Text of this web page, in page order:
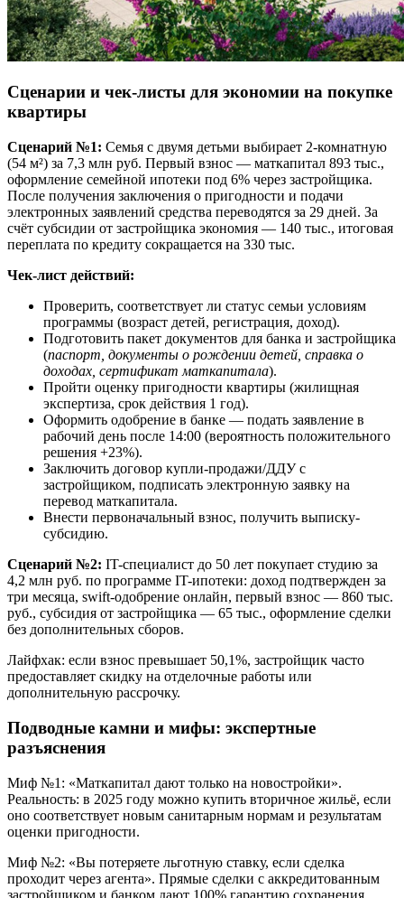
Сценарии и чек-листы для экономии на покупке
квартиры
Сценарий №1: Семья с двумя детьми выбирает 2-комнатную
(54 м²) за 7,3 млн руб. Первый взнос — маткапитал 893 тыс.,
оформление семейной ипотеки под 6% через застройщика.
После получения заключения о пригодности и подачи
электронных заявлений средства переводятся за 29 дней. За
счёт субсидии от застройщика экономия — 140 тыс., итоговая
переплата по кредиту сокращается на 330 тыс.
Чек-лист действий:
Проверить, соответствует ли статус семьи условиям
программы (возраст детей, регистрация, доход).
Подготовить пакет документов для банка и застройщика
(паспорт, документы о рождении детей, справка о
доходах, сертификат маткапитала).
Пройти оценку пригодности квартиры (жилищная
экспертиза, срок действия 1 год).
Оформить одобрение в банке — подать заявление в
рабочий день после 14:00 (вероятность положительного
решения +23%).
Заключить договор купли-продажи/ДДУ с
застройщиком, подписать электронную заявку на
перевод маткапитала.
Внести первоначальный взнос, получить выписку-
субсидию.
Сценарий №2: IT-специалист до 50 лет покупает студию за
4,2 млн руб. по программе IT-ипотеки: доход подтвержден за
три месяца, swift-одобрение онлайн, первый взнос — 860 тыс.
руб., субсидия от застройщика — 65 тыс., оформление сделки
без дополнительных сборов.
Лайфхак: если взнос превышает 50,1%, застройщик часто
предоставляет скидку на отделочные работы или
дополнительную рассрочку.
Подводные камни и мифы: экспертные
разъяснения
Миф №1: «Маткапитал дают только на новостройки».
Реальность: в 2025 году можно купить вторичное жильё, если
оно соответствует новым санитарным нормам и результатам
оценки пригодности.
Миф №2: «Вы потеряете льготную ставку, если сделка
проходит через агента». Прямые сделки с аккредитованным
застройщиком и банком дают 100% гарантию сохранения